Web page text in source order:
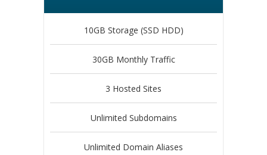
10GB Storage (SSD HDD)
30GB Monthly Traffic
3 Hosted Sites
Unlimited Subdomains
Unlimited Domain Aliases